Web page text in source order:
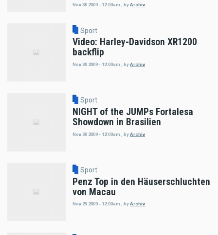
Nov 30 2009 - 12:00am byArchiv
Sport
Video: Harley-Davidson XR1200
backflip
Nov 30 2009 - 12:00am byArchiv
Sport
NIGHT of the JUMPs Fortalesa
Showdown in Brasilien
Nov 30 2009 - 12:00am byArchiv
Sport
Penz Top in den Häuserschluchten
von Macau
Nov 29 2009 - 12:00am , byArchiv